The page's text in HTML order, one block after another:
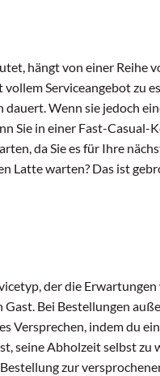
hängt von einer Reihe
Serviceangebot zu
Wenn sie jedoch
Sie in einer Fast-Casual-
da Sie es für Ihre
Latte warten? Das ist
der die
Bei Bestellungen
Versprechen, indem du
seine Abholzeit selbst zu
zur